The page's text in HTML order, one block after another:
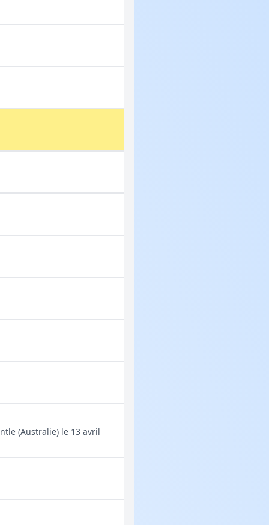
(Australie) le 13 avril